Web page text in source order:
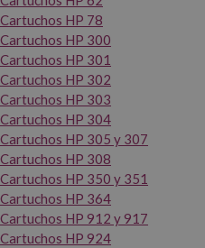
Cartuchos HP 78
Cartuchos HP 300
Cartuchos HP 301
Cartuchos HP 302
Cartuchos HP 303
Cartuchos HP 304
Cartuchos HP 305 y 307
Cartuchos HP 308
Cartuchos HP 350 y 351
Cartuchos HP 364
Cartuchos HP 912 y 917
Cartuchos HP 924